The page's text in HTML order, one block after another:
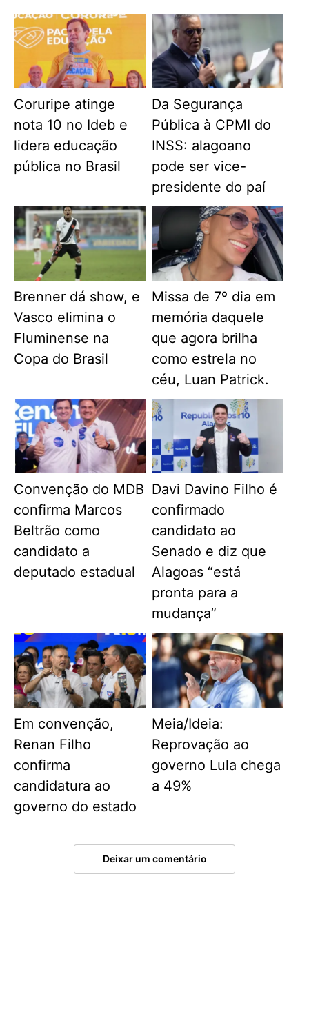
Coruripe atinge
nota 10 no Ideb e
lidera educação
pública no Brasil
Da Segurança
Pública à CPMI do
INSS: alagoano
pode ser vice-
presidente do paí
Brenner dá show, e
Vasco elimina o
Fluminense na
Copa do Brasil
Missa de 7º dia em
memória daquele
que agora brilha
como estrela no
céu, Luan Patrick.
Convenção do MDB
confirma Marcos
Beltrão como
candidato a
deputado estadual
Davi Davino Filho é
confirmado
candidato ao
Senado e diz que
Alagoas “está
pronta para a
mudança”
Em convenção,
Renan Filho
confirma
candidatura ao
governo do estado
Meia/Ideia:
Reprovação ao
governo Lula chega
a 49%
Deixar um comentário